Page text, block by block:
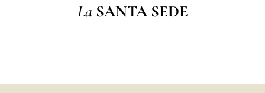
La SANTA SEDE